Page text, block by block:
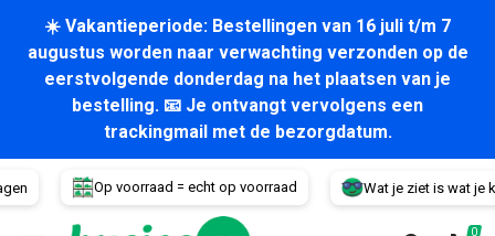
☀️ Vakantieperiode: Bestellingen van 16 juli t/m 7
augustus worden naar verwachting verzonden op de
eerstvolgende donderdag na het plaatsen van je
bestelling. 📧 Je ontvangt vervolgens een
trackingmail met de bezorgdatum.
Op voorraad = echt op voorraad Wat je ziet is wat je
Voertuig
0